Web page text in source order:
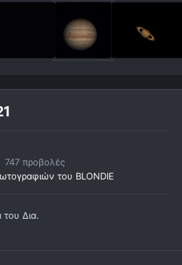
747 προβολές
του BLONDIE
του Δια.